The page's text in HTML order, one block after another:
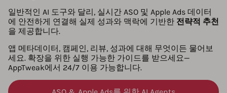
일반적인 AI 도구와 달리, 실시간 ASO 및 Apple Ads 데이터
에 안전하게 연결해 실제 성과와 맥락에 기반한 전략적 추천
을 제공합니다.
앱 메타데이터, 캠페인, 리뷰, 성과에 대해 무엇이든 물어보
세요. 확장을 위한 실행 가능한 가이드를 받으세요—
AppTweak에서 24/7 이용 가능합니다.